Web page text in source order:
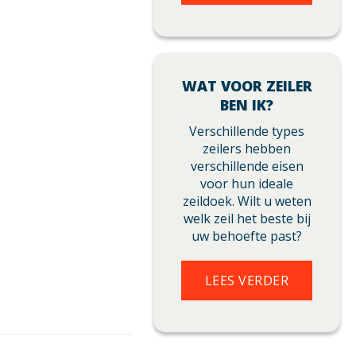
WAT VOOR ZEILER
BEN IK?
Verschillende types
zeilers hebben
verschillende eisen
voor hun ideale
zeildoek. Wilt u weten
welk zeil het beste bij
uw behoefte past?
LEES VERDER